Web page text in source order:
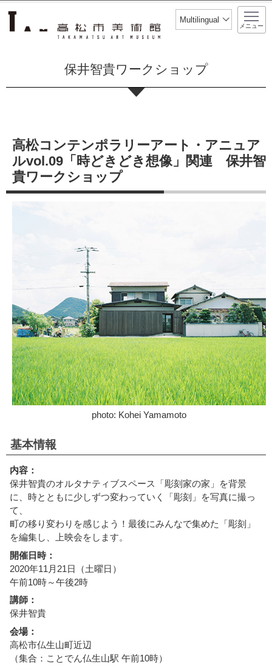
Multilingual
メニュー
保井智貴ワークショップ
高松コンテンポラリーアート・アニュア
ルvol.09「時どきどき想像」関連 保井智
貴ワークショップ
photo: Kohei Yamamoto
基本情報
内容：
保井智貴のオルタナティブスペース「彫刻家の家」を背景
に、時とともに少しずつ変わっていく「彫刻」を写真に撮っ
て、
町の移り変わりを感じよう！最後にみんなで集めた「彫刻」
を編集し、上映会をします。
開催日時：
2020年11月21日（土曜日）
午前10時～午後2時
講師：
保井智貴
会場：
高松市仏生山町近辺
（集合：ことでん仏生山駅 午前10時）